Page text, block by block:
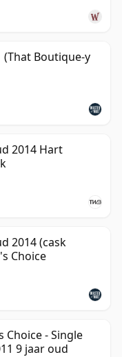
(That Boutique-y
2014 Hart
2014 (cask
Choice
Choice - Single
9 jaar oud